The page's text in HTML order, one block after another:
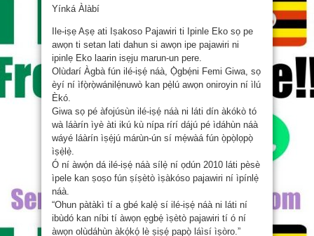
Yínká Àlàbí
Ile-iṣẹ Aṣẹ ati Iṣakoso Pajawiri ti Ipinle Eko sọ pe
awọn ti setan lati dahun si awọn ipe pajawiri ni
ipinlẹ Eko laarin isẹju marun-un pere.
Olùdarí Àgbà fún ilé-iṣẹ́ náà, Ọ̀gbẹ́ni Femi Giwa, sọ
èyí ní ìfọ̀rọ̀wánilẹ́nuwò kan pẹ̀lú awọn oniroyin ní ìlú
Èkó.
Giwa sọ pé àfojúsùn ilé-iṣẹ́ náà ni láti dín àkókò tó
wà láàrín ìyè àti ikú kù nípa rírí dájú pé ìdáhùn náà
wáyé láàrín ìṣẹ́jú márùn-ún sí mẹ́wàá fún ọ̀pọ̀lọpọ̀
ìṣẹ̀lẹ̀.
Ó ní àwọ́n dá ilé-iṣẹ́ náà sílẹ̀ ní ọdún 2010 láti pèsè
ìpele kan ṣoṣo fún ṣíṣètò ìṣàkóso pajawiri ní ìpínlẹ̀
náà.
“Ohun pàtàkì tí a gbé kalẹ̀ sí ilé-iṣẹ́ náà ni láti ní
ibùdó kan níbi tí àwọn ẹgbẹ́ ìṣètò pajawiri tí ó ní
àwọn olùdáhùn àkọ́kọ́ lè ṣiṣẹ́ papọ̀ láìsí ìṣòro.”